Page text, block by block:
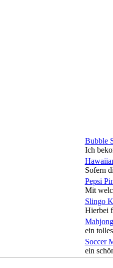
Bubble
Ich
Sofern
Pepsi
Mit
Slingo
Hierbei
ein
Soccer
ein